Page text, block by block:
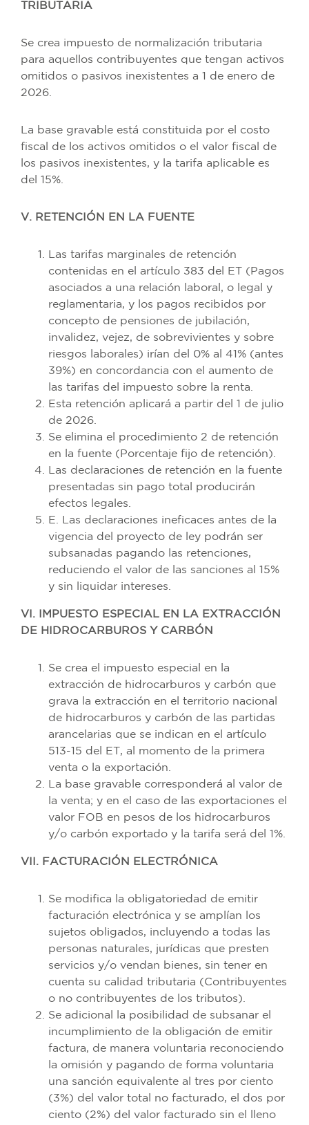
TRIBUTARIA
Se crea impuesto de normalización tributaria
para aquellos contribuyentes que tengan activos
omitidos o pasivos inexistentes a 1 de enero de
2026.
La base gravable está constituida por el costo
fiscal de los activos omitidos o el valor fiscal de
los pasivos inexistentes, y la tarifa aplicable es
del 15%.
V. RETENCIÓN EN LA FUENTE
Las tarifas marginales de retención
contenidas en el artículo 383 del ET (Pagos
asociados a una relación laboral, o legal y
reglamentaria, y los pagos recibidos por
concepto de pensiones de jubilación,
invalidez, vejez, de sobrevivientes y sobre
riesgos laborales) irían del 0% al 41% (antes
39%) en concordancia con el aumento de
las tarifas del impuesto sobre la renta.
Esta retención aplicará a partir del 1 de julio
de 2026.
Se elimina el procedimiento 2 de retención
en la fuente (Porcentaje fijo de retención).
Las declaraciones de retención en la fuente
presentadas sin pago total producirán
efectos legales.
E. Las declaraciones ineficaces antes de la
vigencia del proyecto de ley podrán ser
subsanadas pagando las retenciones,
reduciendo el valor de las sanciones al 15%
y sin liquidar intereses.
VI. IMPUESTO ESPECIAL EN LA EXTRACCIÓN
DE HIDROCARBUROS Y CARBÓN
Se crea el impuesto especial en la
extracción de hidrocarburos y carbón que
grava la extracción en el territorio nacional
de hidrocarburos y carbón de las partidas
arancelarias que se indican en el artículo
513-15 del ET, al momento de la primera
venta o la exportación.
La base gravable corresponderá al valor de
la venta; y en el caso de las exportaciones el
valor FOB en pesos de los hidrocarburos
y/o carbón exportado y la tarifa será del 1%.
VII. FACTURACIÓN ELECTRÓNICA
Se modifica la obligatoriedad de emitir
facturación electrónica y se amplían los
sujetos obligados, incluyendo a todas las
personas naturales, jurídicas que presten
servicios y/o vendan bienes, sin tener en
cuenta su calidad tributaria (Contribuyentes
o no contribuyentes de los tributos).
Se adicional la posibilidad de subsanar el
incumplimiento de la obligación de emitir
factura, de manera voluntaria reconociendo
la omisión y pagando de forma voluntaria
una sanción equivalente al tres por ciento
(3%) del valor total no facturado, el dos por
ciento (2%) del valor facturado sin el lleno